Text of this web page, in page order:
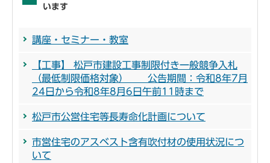
います
講座・セミナー・教室
【工事】 松戸市建設工事制限付き一般競争入札
（最低制限価格対象） 公告期間：令和8年7月
24日から令和8年8月6日午前11時まで
松戸市公営住宅等長寿命化計画について
市営住宅のアスベスト含有吹付材の使用状況につ
いて